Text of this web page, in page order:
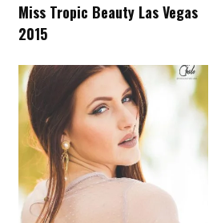
Miss Tropic Beauty Las Vegas
2015